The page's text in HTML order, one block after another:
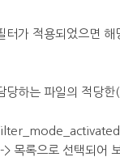
터가 적용되었으면
당하는 파일의 적당한
목록으로 선택되어